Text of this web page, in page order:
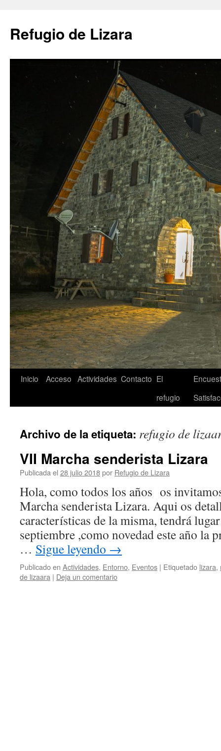
contenido
Refugio de Lizara
Inicio Acceso Actividades Contacto El
refugio
Archivo de la etiqueta: refugio de
VII Marcha senderista Lizara
Publicada el 28 julio 2018por Refugio de Lizara
Hola, como todos los años os
Marcha senderista Lizara. Aqui os
características de la misma, tendrá
septiembre ,como novedad este año la
… Sigue leyendo →
Publicado en Actividades, Entorno, Eventos | Etiquetado lizara,
de lizaara | Deja un comentario